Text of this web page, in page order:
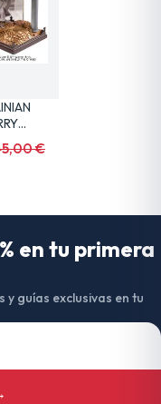
€
en tu primera
guías exclusivas en tu